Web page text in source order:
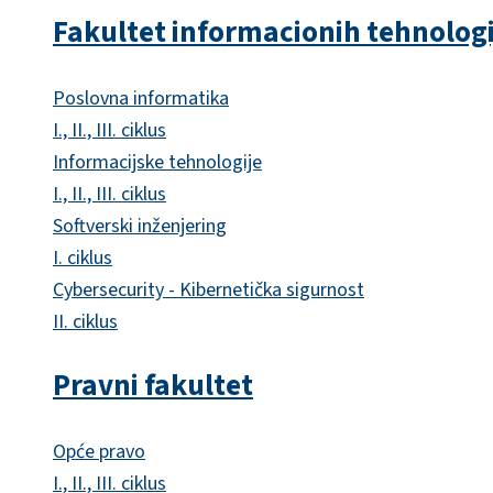
Fakultet informacionih
Poslovna informatika
I., II., III. ciklus
Informacijske tehnologije
I., II., III. ciklus
Softverski inženjering
I. ciklus
Cybersecurity - Kibernetička sigurnost
II. ciklus
Pravni fakultet
Opće pravo
I., II., III. ciklus